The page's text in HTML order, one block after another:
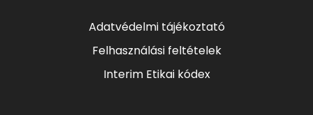
Adatvédelmi tájékoztató
Felhasználási feltételek
Interim Etikai kódex